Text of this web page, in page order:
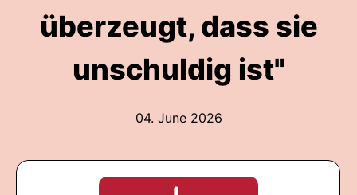
überzeugt, dass sie
unschuldig ist"
04. June 2026